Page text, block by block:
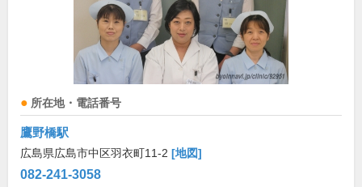
所在地・電話番号
鷹野橋駅
広島県広島市中区羽衣町11-2 [地図]
082-241-3058